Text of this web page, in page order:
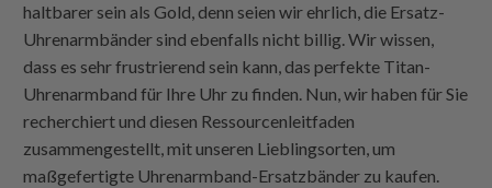
haltbarer sein als Gold, denn seien wir ehrlich, die Ersatz-
Uhrenarmbänder sind ebenfalls nicht billig. Wir wissen,
dass es sehr frustrierend sein kann, das perfekte Titan-
Uhrenarmband für Ihre Uhr zu finden. Nun, wir haben für Sie
recherchiert und diesen Ressourcenleitfaden
zusammengestellt, mit unseren Lieblingsorten, um
maßgefertigte Uhrenarmband-Ersatzbänder zu kaufen.